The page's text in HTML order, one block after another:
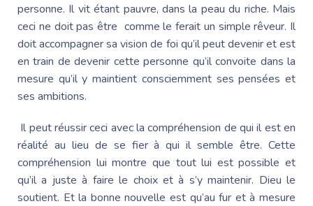
personne. Il vit étant pauvre, dans la peau du riche. Mais
ceci ne doit pas être comme le ferait un simple rêveur. Il
doit accompagner sa vision de foi qu’il peut devenir et est
en train de devenir cette personne qu’il convoite dans la
mesure qu’il y maintient consciemment ses pensées et
ses ambitions.
Il peut réussir ceci avec la compréhension de qui il est en
réalité au lieu de se fier à qui il semble être. Cette
compréhension lui montre que tout lui est possible et
qu’il a juste à faire le choix et à s’y maintenir. Dieu le
soutient. Et la bonne nouvelle est qu’au fur et à mesure